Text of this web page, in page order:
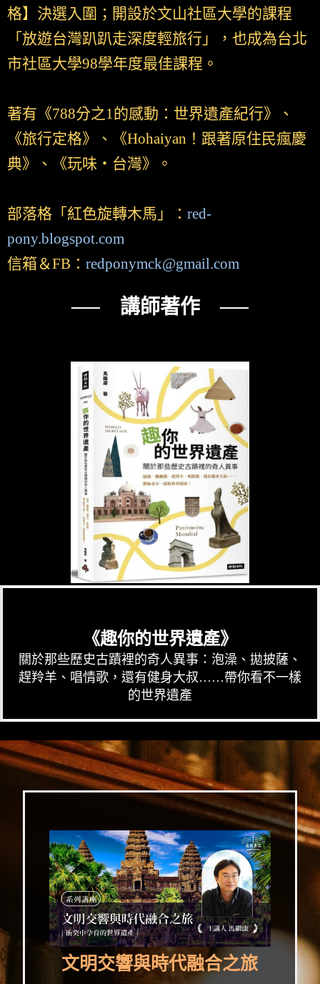
格】決選入圍；開設於文山社區大學的課程
「放遊台灣趴趴走深度輕旅行」，也成為台北
市社區大學98學年度最佳課程。
著有《788分之1的感動：世界遺產紀行》、
《旅行定格》、《Hohaiyan！跟著原住民瘋慶
典》、《玩味‧台灣》。
部落格「紅色旋轉木馬」： red-
pony.blogspot.com
信箱＆FB： redponymck@gmail.com
── 講師著作 ──
《趣你的世界遺產》
關於那些歷史古蹟裡的奇人異事：泡澡、拋披薩、
趕羚羊、唱情歌，還有健身大叔……帶你看不一樣
的世界遺產
文明交響與時代融合之旅